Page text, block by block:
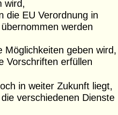
die EU Verordnung in
werden
Möglichkeiten geben wird,
Vorschriften erfüllen
in weiter Zukunft liegt,
verschiedenen Dienste